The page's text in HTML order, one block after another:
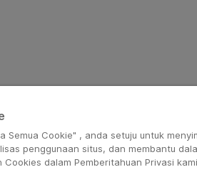
Semua Cookie" , anda setuju untuk
penggunaan situs, dan membantu
Cookies dalam Pemberitahuan Privasi